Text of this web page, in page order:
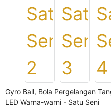
Gyro Ball, Bola Pergelangan
LED Warna-warni - Satu Seni